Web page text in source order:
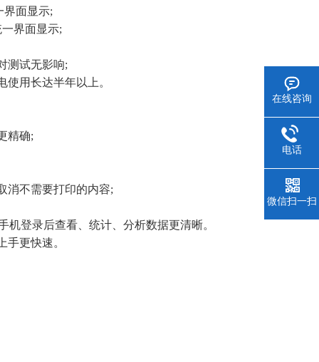
面显示;
界面显示;
测试无影响;
用长达半年以上。
精确;
不需要打印的内容;
登录后查看、统计、分析数据更清晰。
更快速。
在线咨询
电话
微信扫一扫